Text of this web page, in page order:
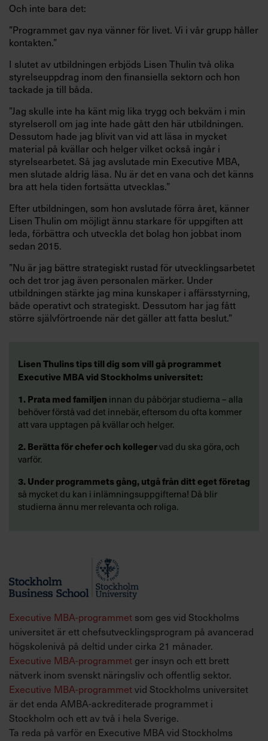
Och inte bara det:
”Programmet gav nya vänner för livet. Vi i vår grupp håller
kontakten.”
I slutet av utbildningen erbjöds Lisen Thulin två olika
styrelseuppdrag inom den finansiella sektorn och hon
tackade ja till båda.
”Jag skulle inte ha känt mig lika trygg och bekväm i min
styrelseroll om jag inte hade gått den här utbildningen.
Dessutom hade jag blivit van vid att läsa in mycket
material på kvällar och helger vilket också ingår i
styrelsearbetet. Så jag avslutade min Executive MBA,
men slutade aldrig läsa. Nu är det en vana och det känns
bra att hela tiden fortsätta utvecklas.”
Efter utbildningen, som hon avslutade förra året, känner
Lisen Thulin om möjligt ännu starkare för uppgiften att
leda, förbättra och utveckla det bolag hon jobbat inom
sedan 2015.
”Nu är jag bättre strategiskt rustad för utvecklingsarbetet
och det tror jag även personalen märker. Under
utbildningen stärkte jag mina kunskaper i affärsstyrning,
både operativt och strategiskt. Dessutom har jag fått
större självförtroende när det gäller att fatta beslut.”
Lisen Thulins tips till dig som vill gå programmet
Executive MBA vid Stockholms universitet:
1. Prata med familjen innan du påbörjar studierna – alla
behöver förstå vad det innebär, eftersom du ofta kommer
att vara upptagen på kvällar och helger.
2. Berätta för chefer och kollegervad du ska göra, och
varför.
3. Under programmets gång, utgå från ditt eget företag
så mycket du kan i inlämningsuppgifterna! Då blir
studierna ännu mer relevanta och roliga.
Executive MBA-programmet som ges vid Stockholms
universitet är ett chefsutvecklingsprogram på avancerad
högskolenivå på deltid under cirka 21 månader.
Executive MBA-programmet ger insyn och ett brett
nätverk inom svenskt näringsliv och offentlig sektor.
Executive MBA-programmetvid Stockholms universitet
är det enda AMBA-ackrediterade programmet i
Stockholm och ett av två i hela Sverige.
Ta reda på varför en Executive MBA vid Stockholms